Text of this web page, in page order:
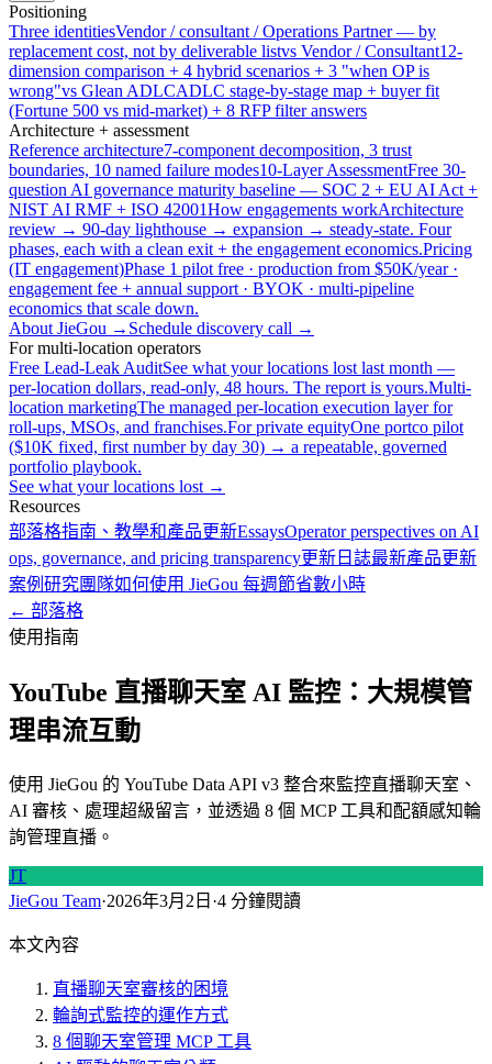
Positioning
Three identitiesVendor / consultant / Operations Partner — by
replacement cost, not by deliverable listvs Vendor / Consultant12-
dimension comparison + 4 hybrid scenarios + 3 "when OP is
wrong"vs Glean ADLCADLC stage-by-stage map + buyer fit
(Fortune 500 vs mid-market) + 8 RFP filter answers
Architecture + assessment
Reference architecture7-component decomposition, 3 trust
boundaries, 10 named failure modes10-Layer AssessmentFree 30-
question AI governance maturity baseline — SOC 2 + EU AI Act +
NIST AI RMF + ISO 42001How engagements workArchitecture
review → 90-day lighthouse → expansion → steady-state. Four
phases, each with a clean exit + the engagement economics.Pricing
(IT engagement)Phase 1 pilot free · production from $50K/year ·
engagement fee + annual support · BYOK · multi-pipeline
economics that scale down.
About JieGou → Schedule discovery call →
For multi-location operators
Free Lead-Leak AuditSee what your locations lost last month —
per-location dollars, read-only, 48 hours. The report is yours.Multi-
location marketingThe managed per-location execution layer for
roll-ups, MSOs, and franchises.For private equityOne portco pilot
($10K fixed, first number by day 30) → a repeatable, governed
portfolio playbook.
See what your locations lost →
Resources
部落格指南、教學和產品更新EssaysOperator perspectives on AI
ops, governance, and pricing transparency更新日誌最新產品更新
案例研究團隊如何使用 JieGou 每週節省數小時
← 部落格
使用指南
YouTube 直播聊天室 AI 監控：大規模管
理串流互動
使用 JieGou 的 YouTube Data API v3 整合來監控直播聊天室、
AI 審核、處理超級留言，並透過 8 個 MCP 工具和配額感知輪
詢管理直播。
JT
JieGou Team·2026年3月2日 ·4 分鐘閱讀
本文內容
直播聊天室審核的困境
輪詢式監控的運作方式
8 個聊天室管理 MCP 工具